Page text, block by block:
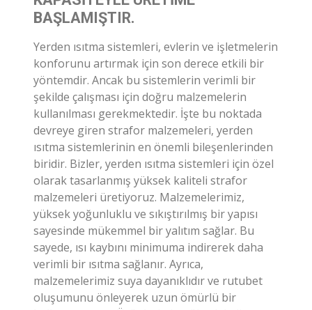
Yerden ısıtma sistemleri, evlerin ve işletmelerin
konforunu artırmak için son derece etkili bir
yöntemdir. Ancak bu sistemlerin verimli bir
şekilde çalışması için doğru malzemelerin
kullanılması gerekmektedir. İşte bu noktada
devreye giren strafor malzemeleri, yerden
ısıtma sistemlerinin en önemli bileşenlerinden
biridir. Bizler, yerden ısıtma sistemleri için özel
olarak tasarlanmış yüksek kaliteli strafor
malzemeleri üretiyoruz. Malzemelerimiz,
yüksek yoğunluklu ve sıkıştırılmış bir yapısı
sayesinde mükemmel bir yalıtım sağlar. Bu
sayede, ısı kaybını minimuma indirerek daha
verimli bir ısıtma sağlanır. Ayrıca,
malzemelerimiz suya dayanıklıdır ve rutubet
oluşumunu önleyerek uzun ömürlü bir
kullanım sunar. Ürünlerimiz, yüksek kalite
standartlarına uygun olarak üretilmektedir ve